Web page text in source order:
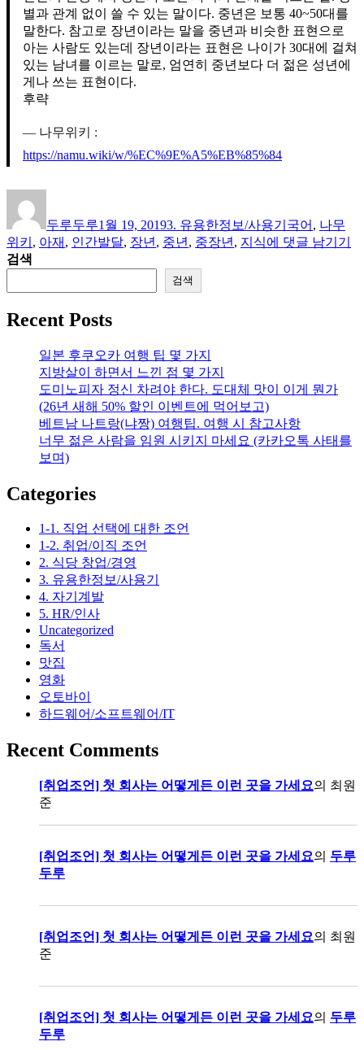
별과 관계 없이 쓸 수 있는 말이다. 중년은 보통 40~50대를
말한다. 참고로 장년이라는 말을 중년과 비슷한 표현으로
아는 사람도 있는데 장년이라는 표현은 나이가 30대에 걸쳐
있는 남녀를 이르는 말로, 엄연히 중년보다 더 젊은 성년에
게나 쓰는 표현이다.
후략
나무위키 :
https://namu.wiki/w/%EC%9E%A5%EB%85%84
이
두루두루일
자
1월 19, 2019고
리
3. 유용한정보/사용기 국어 , 나무
위키 , 아재 , 인간발달, 장년 , 중년 , 중장년 , 지식단
년,
중
장
년
에 댓글 남기기
검색
검색
Recent Posts
일본 후쿠오카 여행 팁 몇 가지
지방살이 하면서 느낀 점 몇 가지
도미노피자 정신 차려야 한다. 도대체 맛이 이게 뭔가
(26년 새해 50% 할인 이벤트에 먹어보고)
베트남 나트랑(냐짱) 여행팁. 여행 시 참고사항
너무 젊은 사람을 임원 시키지 마세요 (카카오톡 사태를
보며)
Categories
1-1. 직업 선택에 대한 조언
1-2. 취업/이직 조언
2. 식당 창업/경영
3. 유용한정보/사용기
4. 자기계발
5. HR/인사
Uncategorized
독서
맛집
영화
오토바이
하드웨어/소프트웨어/IT
Recent Comments
[취업조언] 첫 회사는 어떻게든 이런 곳을 가세요의 최원
준
[취업조언] 첫 회사는 어떻게든 이런 곳을 가세요의 두루
두루
[취업조언] 첫 회사는 어떻게든 이런 곳을 가세요의 최원
준
[취업조언] 첫 회사는 어떻게든 이런 곳을 가세요의 두루
두루